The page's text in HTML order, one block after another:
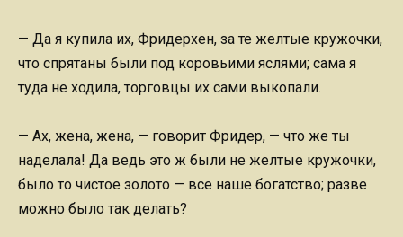
— Да я купила их, Фридерхен, за те желтые кружочки,
что спрятаны были под коровьими яслями; сама я
туда не ходила, торговцы их сами выкопали.
— Ах, жена, жена, — говорит Фридер, — что же ты
наделала! Да ведь это ж были не желтые кружочки,
было то чистое золото — все наше богатство; разве
можно было так делать?